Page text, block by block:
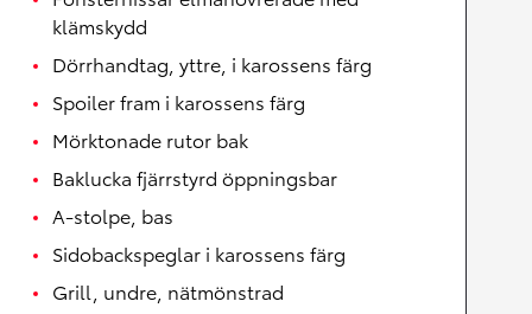
klämskydd
Dörrhandtag, yttre, i karossens färg
Spoiler fram i karossens färg
Mörktonade rutor bak
Baklucka fjärrstyrd öppningsbar
A-stolpe, bas
Sidobackspeglar i karossens färg
Grill, undre, nätmönstrad